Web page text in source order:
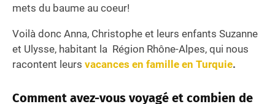
mets du baume au coeur!
Voilà donc Anna, Christophe et leurs enfants Suzanne
et Ulysse, habitant la Région Rhône-Alpes, qui nous
racontent leurs vacances en famille en Turquie.
Comment avez-vous voyagé et combien de